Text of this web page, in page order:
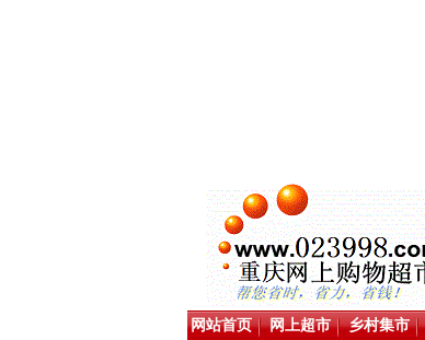
网站首页 网上超市 乡村集市